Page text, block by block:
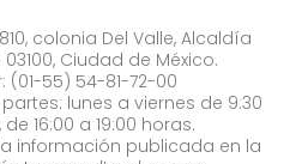
colonia Del Valle, Alcaldía
03100, Ciudad de México.
55) 54-81-72-00
lunes a viernes de 9:30
de 16:00 a 19:00 horas.
información publicada en la